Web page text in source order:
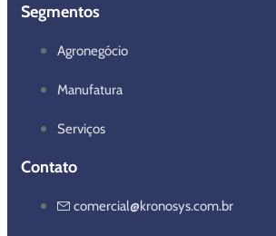
Segmentos
Agronegócio
Manufatura
Serviços
Contato
comercial@kronosys.com.br